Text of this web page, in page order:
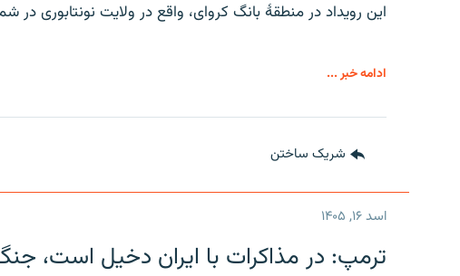
این رویداد در منطقۀ بانگ کروای، واقع در ولایت نونتابوری
ادامه خبر ...
شریک ساختن
اسد ۱۶, ۱۴۰۵
ترمپ: در مذاکرات با ایران دخیل است،